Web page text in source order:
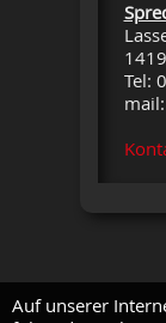
Tel:
mail:
Auf unserer